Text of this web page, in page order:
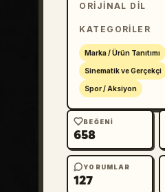
ORIJINAL DIL
KATEGORILER
Marka / Ürün Tanıtımı
Sinematik ve Gerçekçi
Spor / Aksiyon
BEĞENI
658
YORUMLAR
127